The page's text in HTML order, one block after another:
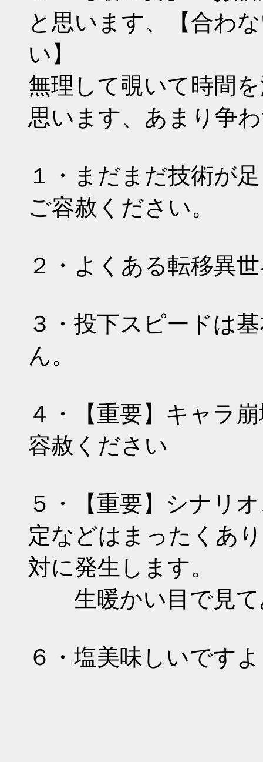
と思います、【合わ
い】
無理して覗いて時間
思います、あまり争
１・まだまだ技術が
ご容赦ください。
２・よくある転移異
３・投下スピードは
ん。
４・【重要】キャラ
容赦ください
５・【重要】シナリ
定などはまったくあ
対に発生します。
生暖かい目で見て
６・塩美味しいです